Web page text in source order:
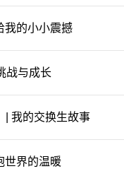
南大学缴纳学费及住宿费（
帮助申请其所在国家奖学
自身可承担境外学习费用
的课程，因此一般不涉及
，并向本科生院或研究生院
我的小小震撼
战与成长
| 我的交换生故事
世界的温暖